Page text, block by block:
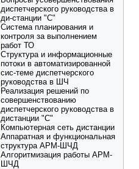
диспетчерского руководства в
ди-станции "С"
Система планирования и
контроля за выполнением
работ ТО
Структура и информационные
потоки в автоматизированной
сис-теме диспетчерского
руководства в ШЧ
Реализация решений по
совершенствованию
диспетчерского руководства в
дистанции "С"
Компьютерная сеть дистанции
Аппаратная и функциональная
структура АРМ-ШЧД
Алгоритмизация работы АРМ-
ШЧД